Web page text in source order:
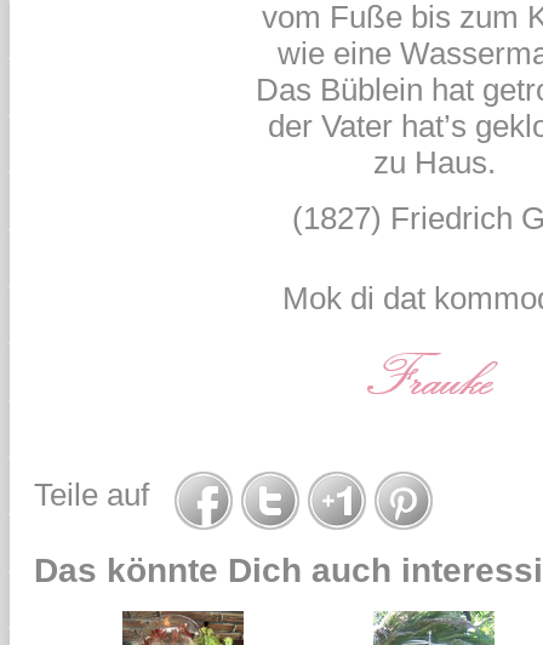
vom Fuße bis zum
wie eine
Das Büblein hat
der Vater hat’s
zu Haus.
(1827) Friedrich
Mok di dat
Teile auf
Das könnte Dich auch